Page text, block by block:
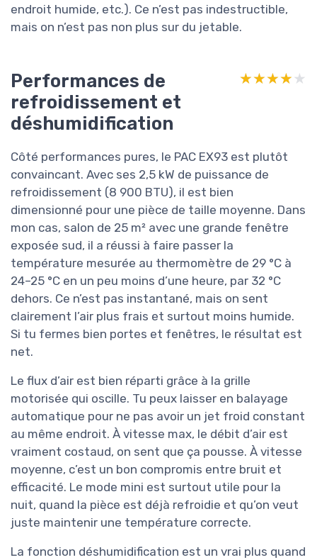
endroit humide, etc.). Ce n’est pas indestructible,
mais on n’est pas non plus sur du jetable.
Performances de
refroidissement et
déshumidification
★★★★★
★★★★★
Côté performances pures, le PAC EX93 est plutôt
convaincant. Avec ses 2,5 kW de puissance de
refroidissement (8 900 BTU), il est bien
dimensionné pour une pièce de taille moyenne. Dans
mon cas, salon de 25 m² avec une grande fenêtre
exposée sud, il a réussi à faire passer la
température mesurée au thermomètre de 29 °C à
24–25 °C en un peu moins d’une heure, par 32 °C
dehors. Ce n’est pas instantané, mais on sent
clairement l’air plus frais et surtout moins humide.
Si tu fermes bien portes et fenêtres, le résultat est
net.
Le flux d’air est bien réparti grâce à la grille
motorisée qui oscille. Tu peux laisser en balayage
automatique pour ne pas avoir un jet froid constant
au même endroit. À vitesse max, le débit d’air est
vraiment costaud, on sent que ça pousse. À vitesse
moyenne, c’est un bon compromis entre bruit et
efficacité. Le mode mini est surtout utile pour la
nuit, quand la pièce est déjà refroidie et qu’on veut
juste maintenir une température correcte.
La fonction déshumidification est un vrai plus quand